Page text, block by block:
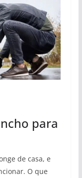
para
de casa, e
O que